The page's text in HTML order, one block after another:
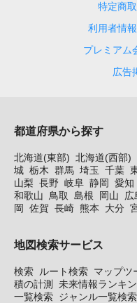
特定商
利用者情
プレミアム
広告
都道府県から探す
北海道(東部) 北海道(西部)
城 栃木 群馬 埼玉 千葉
山梨 長野 岐阜 静岡 愛知
和歌山
鳥取 島根 岡山 広
岡
佐賀 長崎 熊本 大分
地図検索サービス
検索 ルート検索 マップツ
積の計測 未来情報ランキ
一覧検索 ジャンル一覧検索